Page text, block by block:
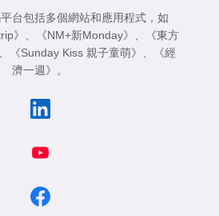
台包括多個網站和應用程式，如
》 、 《NM+新Monday》 、
《東方
、 《Sunday Kiss 親子童萌》 、
《經
濟一週》 。